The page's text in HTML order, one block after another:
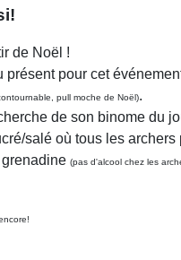
de Noël !
pour cet
pull moche de Noël).
de son binome du
salé où tous les
(pas d'alcool chez les